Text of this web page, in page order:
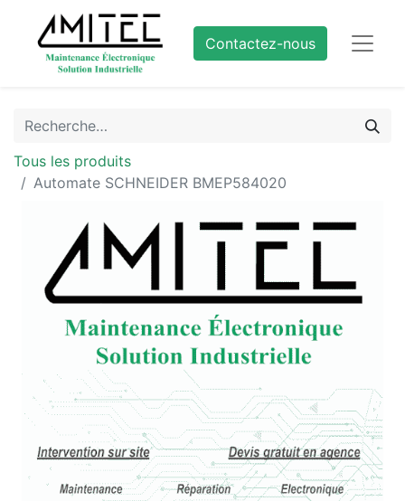
Contactez-nous
Tous les produits
Automate SCHNEIDER BMEP584020